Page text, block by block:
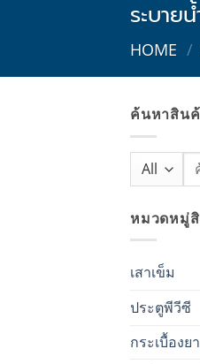
ระบายน้
HOME /
ค้นหาสิน
หมวดหมู่
เสาเข็ม
ประตูพีวีซี
กระเบื้องย